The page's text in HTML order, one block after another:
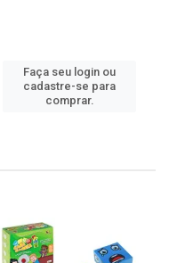
Faça seu login ou
cadastre-se para
comprar.